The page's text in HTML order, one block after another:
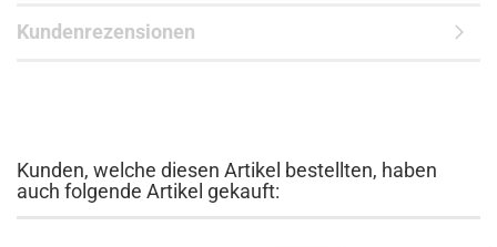
Kundenrezensionen
Kunden, welche diesen Artikel bestellten, haben
auch folgende Artikel gekauft: